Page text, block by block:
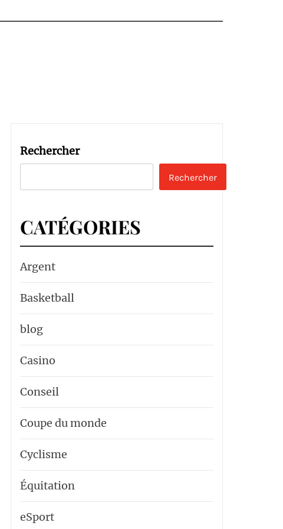
Rechercher
Rechercher
CATÉGORIES
Argent
Basketball
blog
Casino
Conseil
Coupe du monde
Cyclisme
Équitation
eSport